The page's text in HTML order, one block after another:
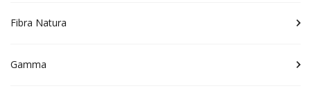
Fibra Natura
Gamma